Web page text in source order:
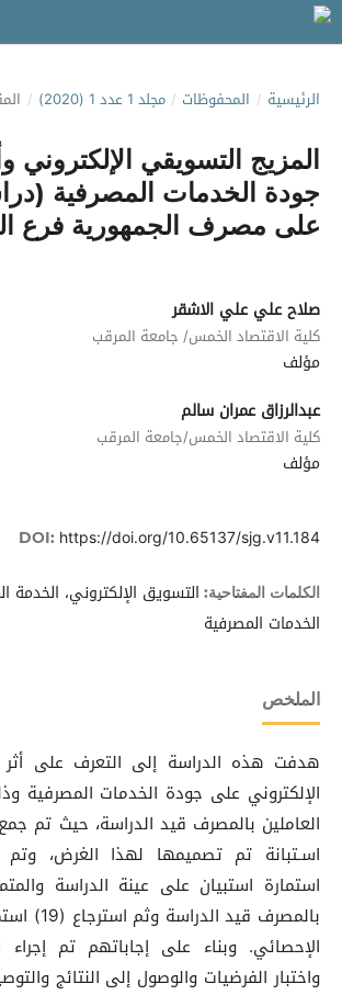
الرئيسية / المحفوظات / مجلد 1 عدد 1 (2020) /
المزيج التسويقي الإلكتروني
جودة الخدمات المصرفية
على مصرف الجمهورية فرع
صلاح علي علي الاشقر
كلية الاقتصاد الخمس/ جامعة المرقب
مؤلف
عبدالرزاق عمران سالم
كلية الاقتصاد الخمس/جامعة المرقب
مؤلف
DOI: https://doi.org/10.65137/sjg.v11.184
الكلمات المفتاحية: التسويق الإلكتروني، الخدمة
الخدمات المصرفية
الملخص
هدفت هذه الدراسة إلى التعرف على أثر
الإلكتروني على جودة الخدمات المصرفية
العاملين بالمصرف قيد الدراسة، حيث تم
استمارة استبيان على عينة الدراسة
بالمصرف قيد
الإحصائي. وبناء على إجاباتهم تم إجراء
واختبار الفرضيات والوصول إلى النتائج